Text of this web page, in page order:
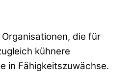
die für
kühnere
in Fähigkeitszuwächse.